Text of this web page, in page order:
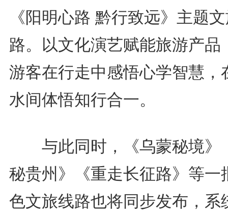
《阳明心路 黔行致远》主题
路。以文化演艺赋能旅游产品
游客在行走中感悟心学智慧，
水间体悟知行合一。
与此同时，《乌蒙秘境》
秘贵州》《重走长征路》等一
色文旅线路也将同步发布，系